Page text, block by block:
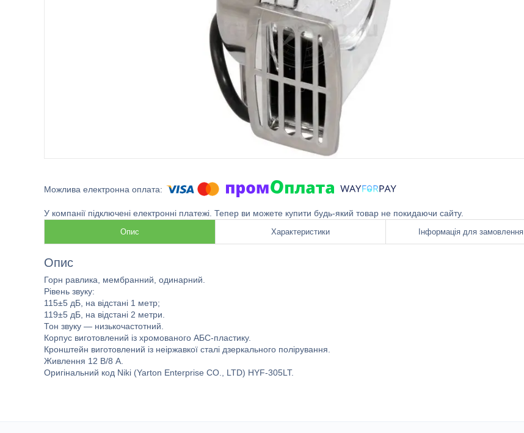
У компанії підключені електронні платежі. Тепер ви можете купити будь-який товар не покидаючи сайту.
Опис Характеристики Інформація для замовлення
Опис
Горн равлика, мембранний, одинарний.
Рівень звуку:
115±5 дБ, на відстані 1 метр;
119±5 дБ, на відстані 2 метри.
Тон звуку — низькочастотний.
Корпус виготовлений із хромованого АБС-пластику.
Кронштейн виготовлений із неіржавкої сталі дзеркального полірування.
Живлення 12 В/8 А.
Оригінальний код Niki (Yarton Enterprise CO., LTD) HYF-305LT.